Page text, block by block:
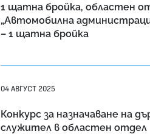
1 щатна бройка, областен
„Автомобилна
– 1 щатна бройка
04 АВГУСТ 2025
Конкурс за назначаване на
служител в областен отдел